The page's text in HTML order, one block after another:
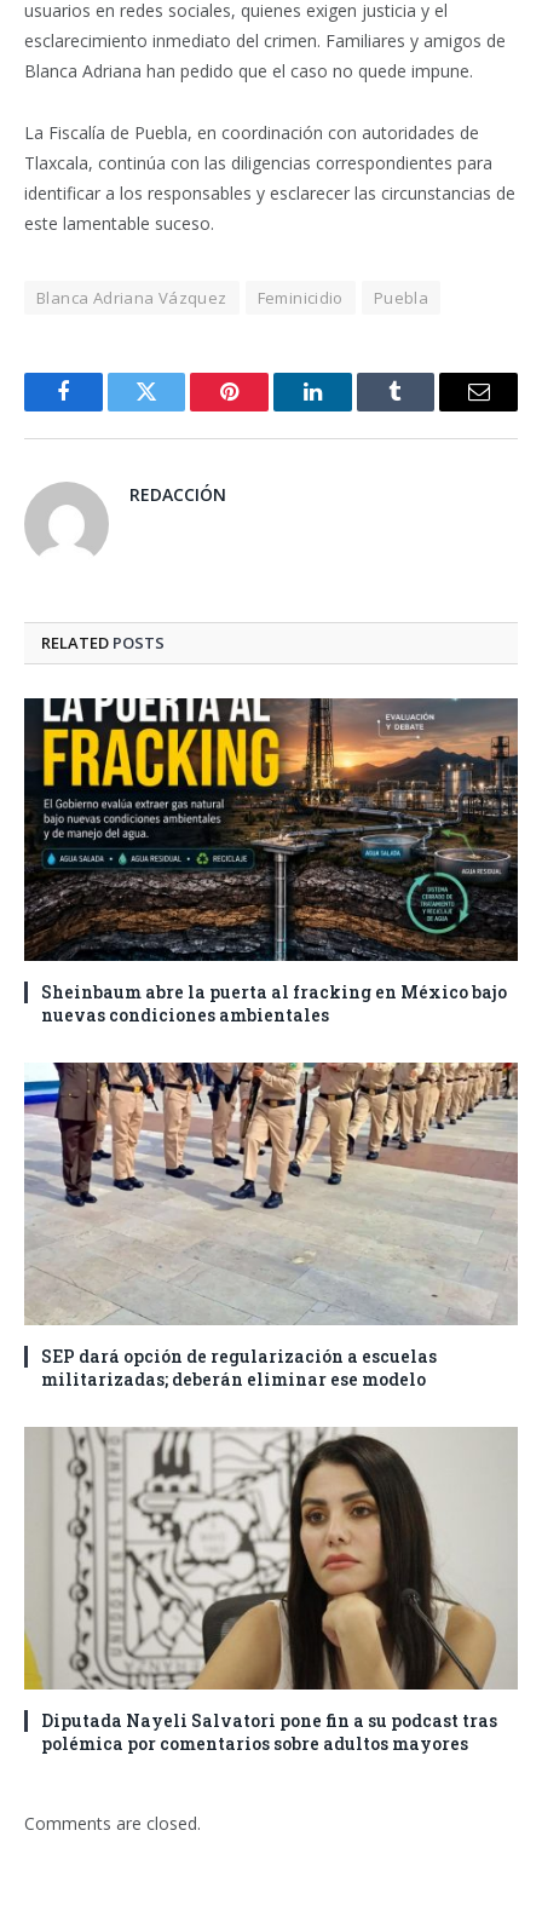
usuarios en redes sociales, quienes exigen justicia y el
esclarecimiento inmediato del crimen. Familiares y amigos de
Blanca Adriana han pedido que el caso no quede impune.
La Fiscalía de Puebla, en coordinación con autoridades de
Tlaxcala, continúa con las diligencias correspondientes para
identificar a los responsables y esclarecer las circunstancias de
este lamentable suceso.
Blanca Adriana Vázquez Feminicidio Puebla
FacebookTwitter Pinterest LinkedInTumblr Email
REDACCIÓN
RELATED POSTS
Sheinbaum abre la puerta al fracking en México bajo
nuevas condiciones ambientales
SEP dará opción de regularización a escuelas
militarizadas; deberán eliminar ese modelo
Diputada Nayeli Salvatori pone fin a su podcast tras
polémica por comentarios sobre adultos mayores
Comments are closed.